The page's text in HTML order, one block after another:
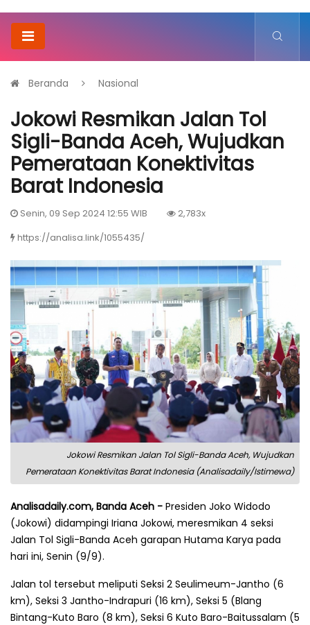
Beranda Nasional
Jokowi Resmikan Jalan Tol
Sigli-Banda Aceh, Wujudkan
Pemerataan Konektivitas
Barat Indonesia
Senin, 09 Sep 2024 12:55 WIB
2,783x
https://analisa.link/1055435/
Jokowi Resmikan Jalan Tol Sigli-Banda Aceh, Wujudkan
Pemerataan Konektivitas Barat Indonesia (Analisadaily/Istimewa)
Analisadaily.com, Banda Aceh - Presiden Joko Widodo
(Jokowi) didampingi Iriana Jokowi, meresmikan 4 seksi
Jalan Tol Sigli-Banda Aceh garapan Hutama Karya pada
hari ini, Senin (9/9).
Jalan tol tersebut meliputi Seksi 2 Seulimeum-Jantho (6
km), Seksi 3 Jantho-Indrapuri (16 km), Seksi 5 (Blang
Bintang-Kuto Baro (8 km), Seksi 6 Kuto Baro-Baitussalam (5